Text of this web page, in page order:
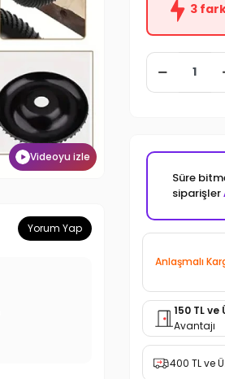
Videoyu izle
Yorum Yap
3
Süre
siparişler
Anlaşmalı
150 TL ve
Avantajı
400 TL ve